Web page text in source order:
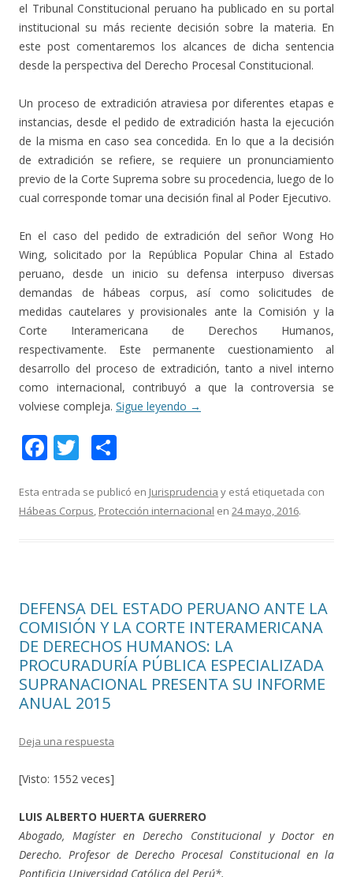
el Tribunal Constitucional peruano ha publicado en su portal
institucional su más reciente decisión sobre la materia. En
este post comentaremos los alcances de dicha sentencia
desde la perspectiva del Derecho Procesal Constitucional.
Un proceso de extradición atraviesa por diferentes etapas e
instancias, desde el pedido de extradición hasta la ejecución
de la misma en caso sea concedida. En lo que a la decisión
de extradición se refiere, se requiere un pronunciamiento
previo de la Corte Suprema sobre su procedencia, luego de lo
cual corresponde tomar una decisión final al Poder Ejecutivo.
En el caso del pedido de extradición del señor Wong Ho
Wing, solicitado por la República Popular China al Estado
peruano, desde un inicio su defensa interpuso diversas
demandas de hábeas corpus, así como solicitudes de
medidas cautelares y provisionales ante la Comisión y la
Corte Interamericana de Derechos Humanos,
respectivamente. Este permanente cuestionamiento al
desarrollo del proceso de extradición, tanto a nivel interno
como internacional, contribuyó a que la controversia se
volviese compleja. Sigue leyendo →
F
e
b
k
T
itt
er
m
p
r
Esta entrada se publicó en Jurisprudencia y está etiquetada con
Hábeas Corpus, Protección internacional en 24 mayo, 2016.
DEFENSA DEL ESTADO PERUANO ANTE LA
COMISIÓN Y LA CORTE INTERAMERICANA
DE DERECHOS HUMANOS: LA
PROCURADURÍA PÚBLICA ESPECIALIZADA
SUPRANACIONAL PRESENTA SU INFORME
ANUAL 2015
Deja una respuesta
[Visto: 1552 veces]
LUIS ALBERTO HUERTA GUERRERO
Abogado, Magíster en Derecho Constitucional y Doctor en
Derecho. Profesor de Derecho Procesal Constitucional en la
Pontificia Universidad Católica del Perú*.